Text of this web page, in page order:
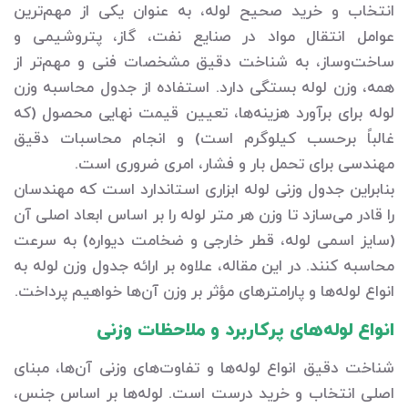
انتخاب و خرید صحیح لوله، به عنوان یکی از مهم‌ترین
عوامل انتقال مواد در صنایع نفت، گاز، پتروشیمی و
ساخت‌وساز، به شناخت دقیق مشخصات فنی و مهم‌تر از
همه، وزن لوله بستگی دارد. استفاده از جدول محاسبه وزن
لوله برای برآورد هزینه‌ها، تعیین قیمت نهایی محصول (که
غالباً برحسب کیلوگرم است) و انجام محاسبات دقیق
مهندسی برای تحمل بار و فشار، امری ضروری است.
بنابراین جدول وزنی لوله ابزاری استاندارد است که مهندسان
را قادر می‌سازد تا وزن هر متر لوله را بر اساس ابعاد اصلی آن
(سایز اسمی لوله، قطر خارجی و ضخامت دیواره) به سرعت
محاسبه کنند. در این مقاله، علاوه بر ارائه جدول وزن لوله به
انواع لوله‌ها و پارامترهای مؤثر بر وزن آن‌ها خواهیم پرداخت.
انواع لوله‌های پرکاربرد و ملاحظات وزنی
شناخت دقیق انواع لوله‌ها و تفاوت‌های وزنی آن‌ها، مبنای
اصلی انتخاب و خرید درست است. لوله‌ها بر اساس جنس،